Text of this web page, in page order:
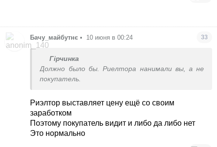
Бачу_майбутнє • 10 июня в 00:24 33
Гірчинка
Должно было бы. Риелтора нанимали вы, а не
покупатель.
Риэлтор выставляет цену ещё со своим
заработком
Поэтому покупатель видит и либо да либо нет
Это нормально